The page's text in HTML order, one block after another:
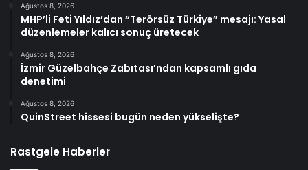
Ağustos 8, 2026
MHP’li Feti Yıldız’dan “Terörsüz Türkiye” mesajı: Yasal
düzenlemeler kalıcı sonuç üretecek
Ağustos 8, 2026
İzmir Güzelbahçe Zabıtası’ndan kapsamlı gıda
denetimi
Ağustos 8, 2026
QuinStreet hissesi bugün neden yükselişte?
Rastgele Haberler